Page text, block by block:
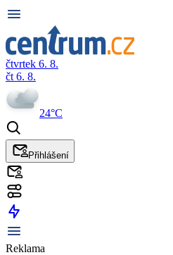
čtvrtek 6. 8.
čt 6. 8.
24°C
Přihlášení
Reklama